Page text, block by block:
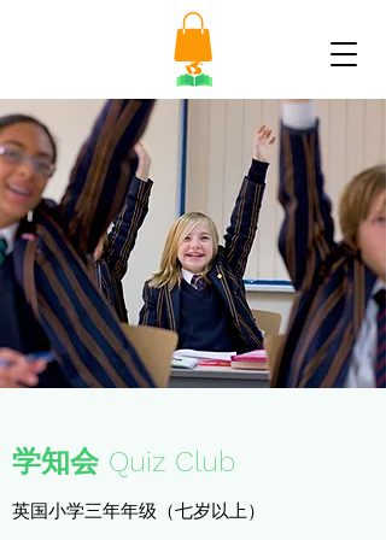
学知会 Quiz Club
英国小学三年年级（七岁以上）